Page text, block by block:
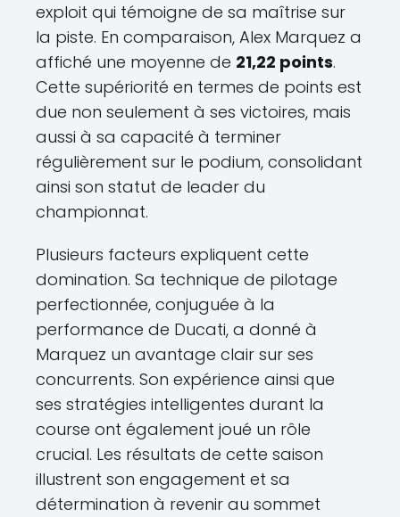
exploit qui témoigne de sa maîtrise sur
la piste. En comparaison, Alex Marquez a
affiché une moyenne de 21,22 points.
Cette supériorité en termes de points est
due non seulement à ses victoires, mais
aussi à sa capacité à terminer
régulièrement sur le podium, consolidant
ainsi son statut de leader du
championnat.
Plusieurs facteurs expliquent cette
domination. Sa technique de pilotage
perfectionnée, conjuguée à la
performance de Ducati, a donné à
Marquez un avantage clair sur ses
concurrents. Son expérience ainsi que
ses stratégies intelligentes durant la
course ont également joué un rôle
crucial. Les résultats de cette saison
illustrent son engagement et sa
détermination à revenir au sommet